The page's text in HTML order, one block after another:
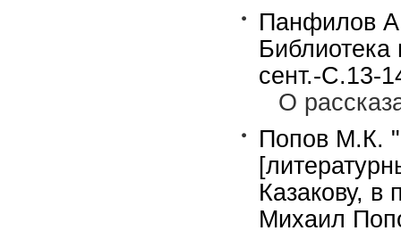
Панфилов
сент.-С.13-
О
Попов М.К.
Казакову, в
Михаил